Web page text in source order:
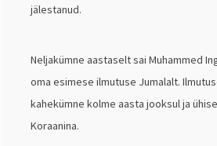
jälestanud.
Neljakümne aastaselt sai Muhammed
oma esimese ilmutuse Jumalalt.
kahekümne kolme aasta jooksul ja
Koraanina.